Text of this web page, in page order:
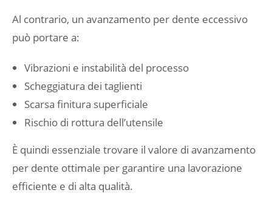
Al contrario, un avanzamento per dente eccessivo
può portare a:
Vibrazioni e instabilità del processo
Scheggiatura dei taglienti
Scarsa finitura superficiale
Rischio di rottura dell’utensile
È quindi essenziale trovare il valore di avanzamento
per dente ottimale per garantire una lavorazione
efficiente e di alta qualità.